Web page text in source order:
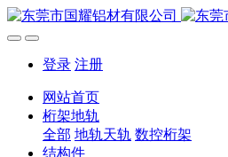
登录 注册
网站首页
桁架地轨
全部 地轨天轨 数控桁架
结构件